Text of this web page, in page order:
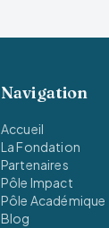
Navigation
Accueil
La Fondation
Partenaires
Pôle Impact
Pôle Académique
Blog